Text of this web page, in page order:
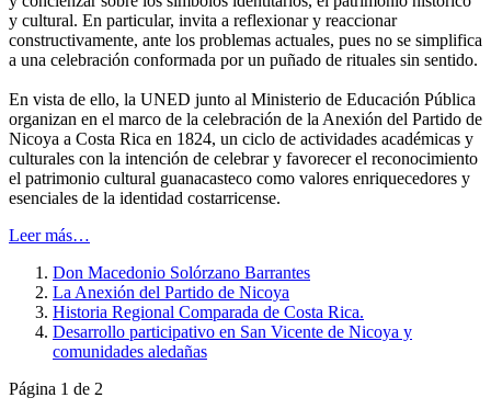
y cultural. En particular, invita a reflexionar y reaccionar
constructivamente, ante los problemas actuales, pues no se simplifica
a una celebración conformada por un puñado de rituales sin sentido.
En vista de ello, la UNED junto al Ministerio de Educación Pública
organizan en el marco de la celebración de la Anexión del Partido de
Nicoya a Costa Rica en 1824, un ciclo de actividades académicas y
culturales con la intención de celebrar y favorecer el reconocimiento
el patrimonio cultural guanacasteco como valores enriquecedores y
esenciales de la identidad costarricense.
Leer más…
Don Macedonio Solórzano Barrantes
La Anexión del Partido de Nicoya
Historia Regional Comparada de Costa Rica.
Desarrollo participativo en San Vicente de Nicoya y
comunidades aledañas
Página 1 de 2